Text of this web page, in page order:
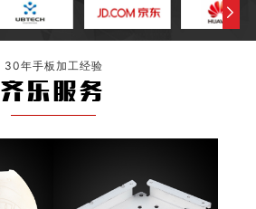
30年手板加工经验
齐乐服务